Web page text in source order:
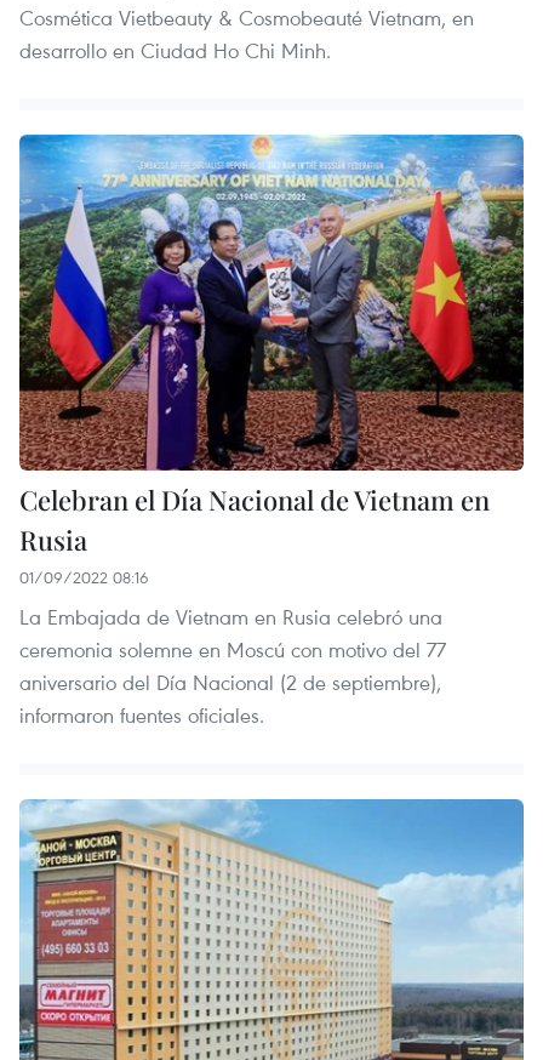
Cosmética Vietbeauty & Cosmobeauté Vietnam, en
desarrollo en Ciudad Ho Chi Minh.
Celebran el Día Nacional de Vietnam en
Rusia
01/09/2022 08:16
La Embajada de Vietnam en Rusia celebró una
ceremonia solemne en Moscú con motivo del 77
aniversario del Día Nacional (2 de septiembre),
informaron fuentes oficiales.